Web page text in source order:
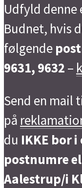
Udfyld
Budnet, hvis
følgende
9631, 9632 –
Send en mail
på
du IKKE bor
postnumre
Aalestrup/i